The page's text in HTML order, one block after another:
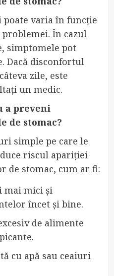
varia în funcție
problemei. În cazul
simptomele pot
Dacă disconfortul
zile, este
un medic.
a preveni
de stomac?
simple pe care le
riscul apariției
de stomac, cum ar fi:
mai mici și
încet și bine.
de alimente
cu apă sau ceaiuri